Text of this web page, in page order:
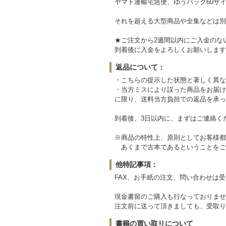
ヤマト運輸宅急便、ゆうパック60
それを超える大型商品や全集などは
★ご注文から2週間以内にご入金のな
到着後に入金をよろしくお願いしま
返品について：
・こちらの提示した状態と著しく異
・当方ミスにより誤った商品をお届
に限り、送料当方負担での返品を承
到着後、3日以内に、まずはご連絡く
※商品の特性上、原則としてお客様
あくまで古本であるということを
他特記事項：
FAX、お手紙の注文、問い合わせは
現金書留のご購入も行なっておりま
注文前に送って頂きましても、受取
書籍の買い取りについて